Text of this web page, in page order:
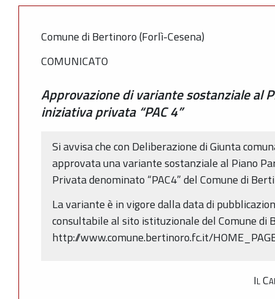
Comune di Bertinoro (Forlì-Cesena)
COMUNICATO
Approvazione di variante sostanziale al
iniziativa privata “PAC 4”
Si avvisa che con Deliberazione di Giunta
approvata una variante sostanziale al Piano
Privata denominato “PAC4” del Comune di
La variante è in vigore dalla data di
consultabile al sito istituzionale del Comune di
http://www.comune.bertinoro.fc.it/
Il